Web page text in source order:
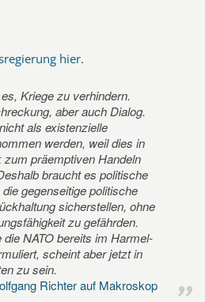
hier.
Kriege zu verhindern.
aber auch Dialog.
als existenzielle
werden, weil dies in
präemptiven Handeln
braucht es politische
gegenseitige politische
sicherstellen, ohne
zu gefährden.
NATO bereits im Harmel-
scheint aber jetzt in
zu sein.
Richter auf Makroskop